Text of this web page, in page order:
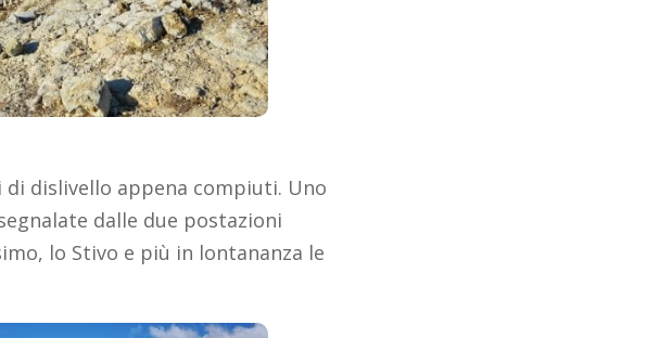
dislivello appena compiuti. Uno
dalle due postazioni
lo Stivo e più in lontananza le